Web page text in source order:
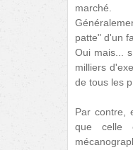
marché.
patte" d'un
Oui mais...
milliers
de tous les
Par contre,
que celle